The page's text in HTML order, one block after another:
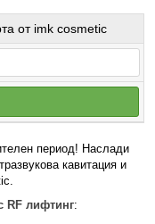
от imk cosmetic
период! Наслади
кавитация и
RF лифтинг: